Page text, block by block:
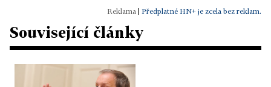
Předplatné HN+ je zcela bez reklam.
Související články